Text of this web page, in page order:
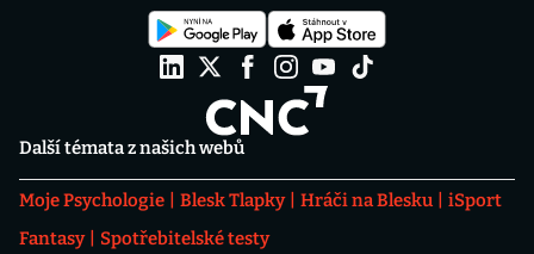
Další témata z našich webů
Moje Psychologie Blesk Tlapky Hráči na Blesku
iSport
Fantasy
Spotřebitelské testy